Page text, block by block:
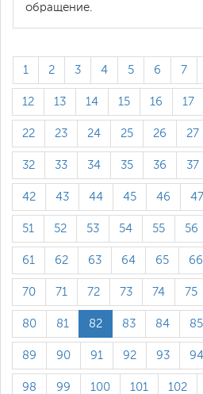
обращение.
1 2 3 4 5 6 7
12 13 14 15 16 17
22 23 24 25 26 27
32 33 34 35 36 37
42 43 44 45 46 47
51 52 53 54 55 56
61 62 63 64 65 66
70 71 72 73 74 75
80 81 82 83 84 85
89 90 91 92 93 94
98 99 100 101 102